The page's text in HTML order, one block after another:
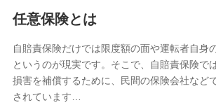
当社又は株式会社NTTドコモが提供する
又は株式会社NTTドコモが提供する各
約状態・ご利用履歴インターネット利
る情報、アプリケーション利用時の行
購入されたサービスや商品の名称・購
する情報、アンケートの回答に関する情
任意保険とは
自賠責保険だけでは限度額の面や運転者自身
というのが現実です。そこで、自賠責保険で
損害を補償するために、民間の保険会社など
されています…